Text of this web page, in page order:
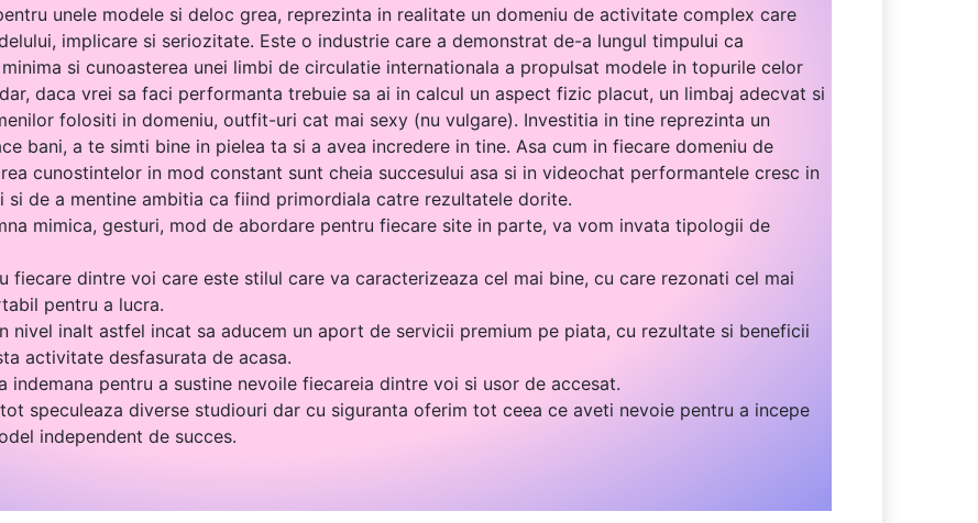
unele modele si deloc grea, reprezinta in realitate un domeniu de activitate complex care
implicare si seriozitate. Este o industrie care a demonstrat de-a lungul timpului ca
si cunoasterea unei limbi de circulatie internationala a propulsat modele in topurile celor
daca vrei sa faci performanta trebuie sa ai in calcul un aspect fizic placut, un limbaj adecvat si
folositi in domeniu, outfit-uri cat mai sexy (nu vulgare). Investitia in tine reprezinta un
bani, a te simti bine in pielea ta si a avea incredere in tine. Asa cum in fiecare domeniu de
cunostintelor in mod constant sunt cheia succesului asa si in videochat performantele cresc in
de a mentine ambitia ca fiind primordiala catre rezultatele dorite.
mimica, gesturi, mod de abordare pentru fiecare site in parte, va vom invata tipologii de
dintre voi care este stilul care va caracterizeaza cel mai bine, cu care rezonati cel mai
pentru a lucra.
nivel inalt astfel incat sa aducem un aport de servicii premium pe piata, cu rezultate si beneficii
activitate desfasurata de acasa.
pentru a sustine nevoile fiecareia dintre voi si usor de accesat.
speculeaza diverse studiouri dar cu siguranta oferim tot ceea ce aveti nevoie pentru a incepe
independent de succes.